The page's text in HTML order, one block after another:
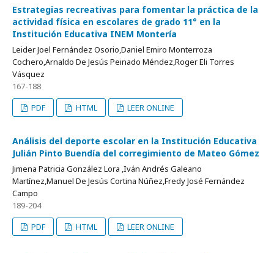
Estrategias recreativas para fomentar la práctica de la
actividad física en escolares de grado 11° en la
Institución Educativa INEM Montería
Leider Joel Fernández Osorio,Daniel Emiro Monterroza
Cochero,Arnaldo De Jesús Peinado Méndez,Roger Eli Torres
Vásquez
167-188
PDF
HTML LEER ONLINE
Análisis del deporte escolar en la Institución Educativa
Julián Pinto Buendía del corregimiento de Mateo Gómez
Jimena Patricia González Lora ,Iván Andrés Galeano
Martínez,Manuel De Jesús Cortina Núñez,Fredy José Fernández
Campo
189-204
PDF
HTML LEER ONLINE